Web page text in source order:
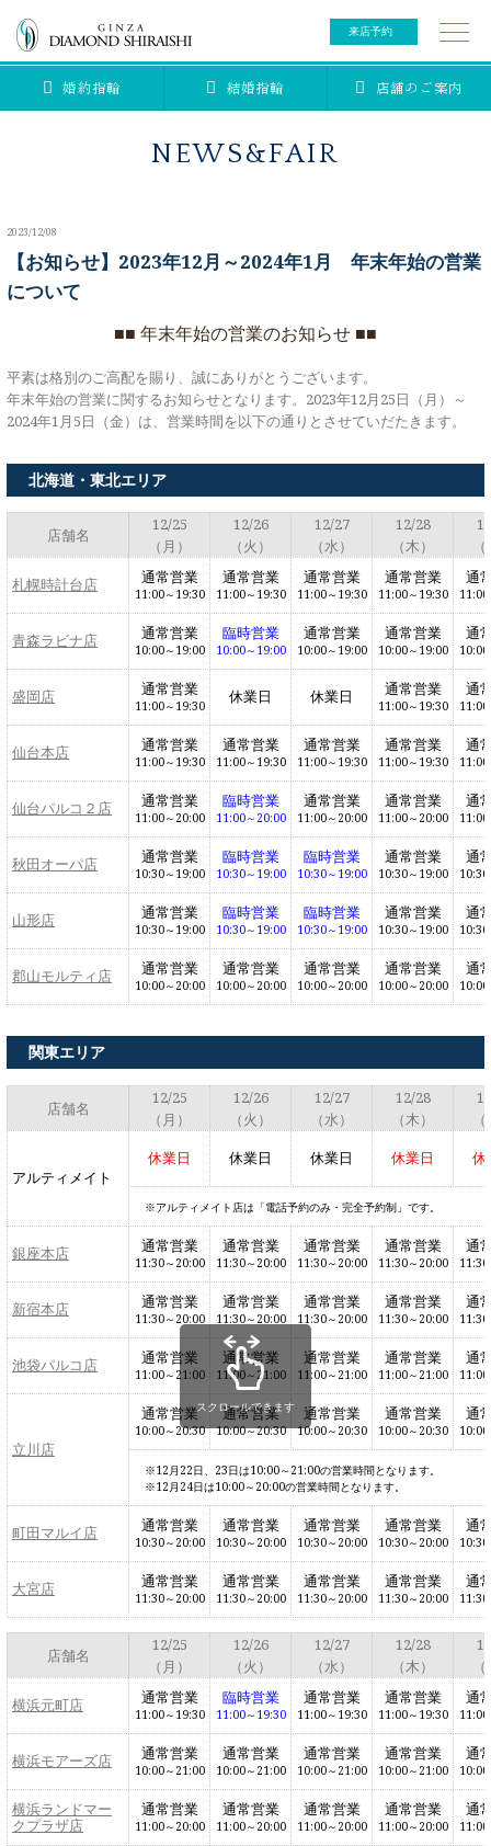
来店予約
婚約指輪 結婚指輪 店舗のご案内
0078-6000-5222
ブライダルリング
結婚指輪
セットリング
エタニティリング
クローズアップ
プロポーズアイテム
ブライダルアイテム
アニバーサリージュエリー
ラブレタージュエリー
アニバーサリージュエリー
ダイヤモンドの品質
ダイヤモンド仕入れのこだわり
指輪の品質・特徴
シライシについて
ブランドコンセプト
お客様への想い
ブライダルリングへの想い
パイオニアの想い
パーフェクトフィットカウンセリング
プロフェッショナルズ
メモリアルアルバム
サービス
シークレットストーン
レーザー刻印サービス
ナノジュエリーコート
永久保証サービス
セミ・フルオーダー
ニュース・フェア
店舗のご案内
よくあるご質問
リングコラム
NEWS&FAIR
2023/12/08
【お知らせ】2023年12月～2024年1月 年末年始の営業
について
■■ 年末年始の営業のお知らせ ■■
平素は格別のご高配を賜り、誠にありがとうございます。
年末年始の営業に関するお知らせとなります。2023年12月25日（月）～
2024年1月5日（金）は、営業時間を以下の通りとさせていだたきます。
北海道・東北エリア
店舗名
12/25
（月）
12/26
（火）
12/27
（水）
12/28
（木）
札幌時計台店
通常営業
11:00～19:30
通常営業
11:00～19:30
通常営業
11:00～19:30
通常営業
11:00～19:30
通
青森ラビナ店 通常営業
10:00～19:00
臨時営業
10:00～19:00
通常営業
10:00～19:00
通常営業
10:00～19:00
通
盛岡店 通常営業
11:00～19:30 休業日 休業日 通常営業
11:00～19:30
通
仙台本店 通常営業
11:00～19:30
通常営業
11:00～19:30
通常営業
11:00～19:30
通常営業
11:00～19:30
通
仙台パルコ２店 通常営業
11:00～20:00
臨時営業
11:00～20:00
通常営業
11:00～20:00
通常営業
11:00～20:00
通
秋田オーパ店 通常営業
10:30～19:00
臨時営業
10:30～19:00
臨時営業
10:30～19:00
通常営業
10:30～19:00
通
山形店 通常営業
10:30～19:00
臨時営業
10:30～19:00
臨時営業
10:30～19:00
通常営業
10:30～19:00
通
郡山モルティ店 通常営業
10:00～20:00
通常営業
10:00～20:00
通常営業
10:00～20:00
通常営業
10:00～20:00
通
関東エリア
店舗名
12/25
（月）
12/26
（火）
12/27
（水）
12/28
（木）
アルティメイト
休業日 休業日 休業日 休業日 休
アルティメイト店は「電話予約のみ・完全予約制」です。
銀座本店 通常営業
11:30～20:00
通常営業
11:30～20:00
通常営業
11:30～20:00
通常営業
11:30～20:00
通
新宿本店 通常営業
11:30～20:00
通常営業
11:30～20:00
通常営業
11:30～20:00
通常営業
11:30～20:00
通
池袋パルコ店 通常営業
11:00～21:00
通常営業
11:00～21:00
通常営業
11:00～21:00
通常営業
11:00～21:00
通
立川店
通常営業
10:00～20:30
通常営業
10:00～20:30
通常営業
10:00～20:30
通常営業
10:00～20:30
通
12月22日、23日は10:00～21:00の営業時間となります。
12月24日は10:00～20:00の営業時間となります。
町田マルイ店 通常営業
10:30～20:00
通常営業
10:30～20:00
通常営業
10:30～20:00
通常営業
10:30～20:00
通
大宮店 通常営業
11:30～20:00
通常営業
11:30～20:00
通常営業
11:30～20:00
通常営業
11:30～20:00
通
スクロールできます
店舗名
12/25
（月）
12/26
（火）
12/27
（水）
12/28
（木）
横浜元町店
通常営業
11:00～19:30
臨時営業
11:00～19:30
通常営業
11:00～19:30
通常営業
11:00～19:30
通
横浜モアーズ店 通常営業
10:00～21:00
通常営業
10:00～21:00
通常営業
10:00～21:00
通常営業
10:00～21:00
通
横浜ランドマー
クプラザ店
通常営業
11:00～20:00
通常営業
11:00～20:00
通常営業
11:00～20:00
通常営業
11:00～20:00
通